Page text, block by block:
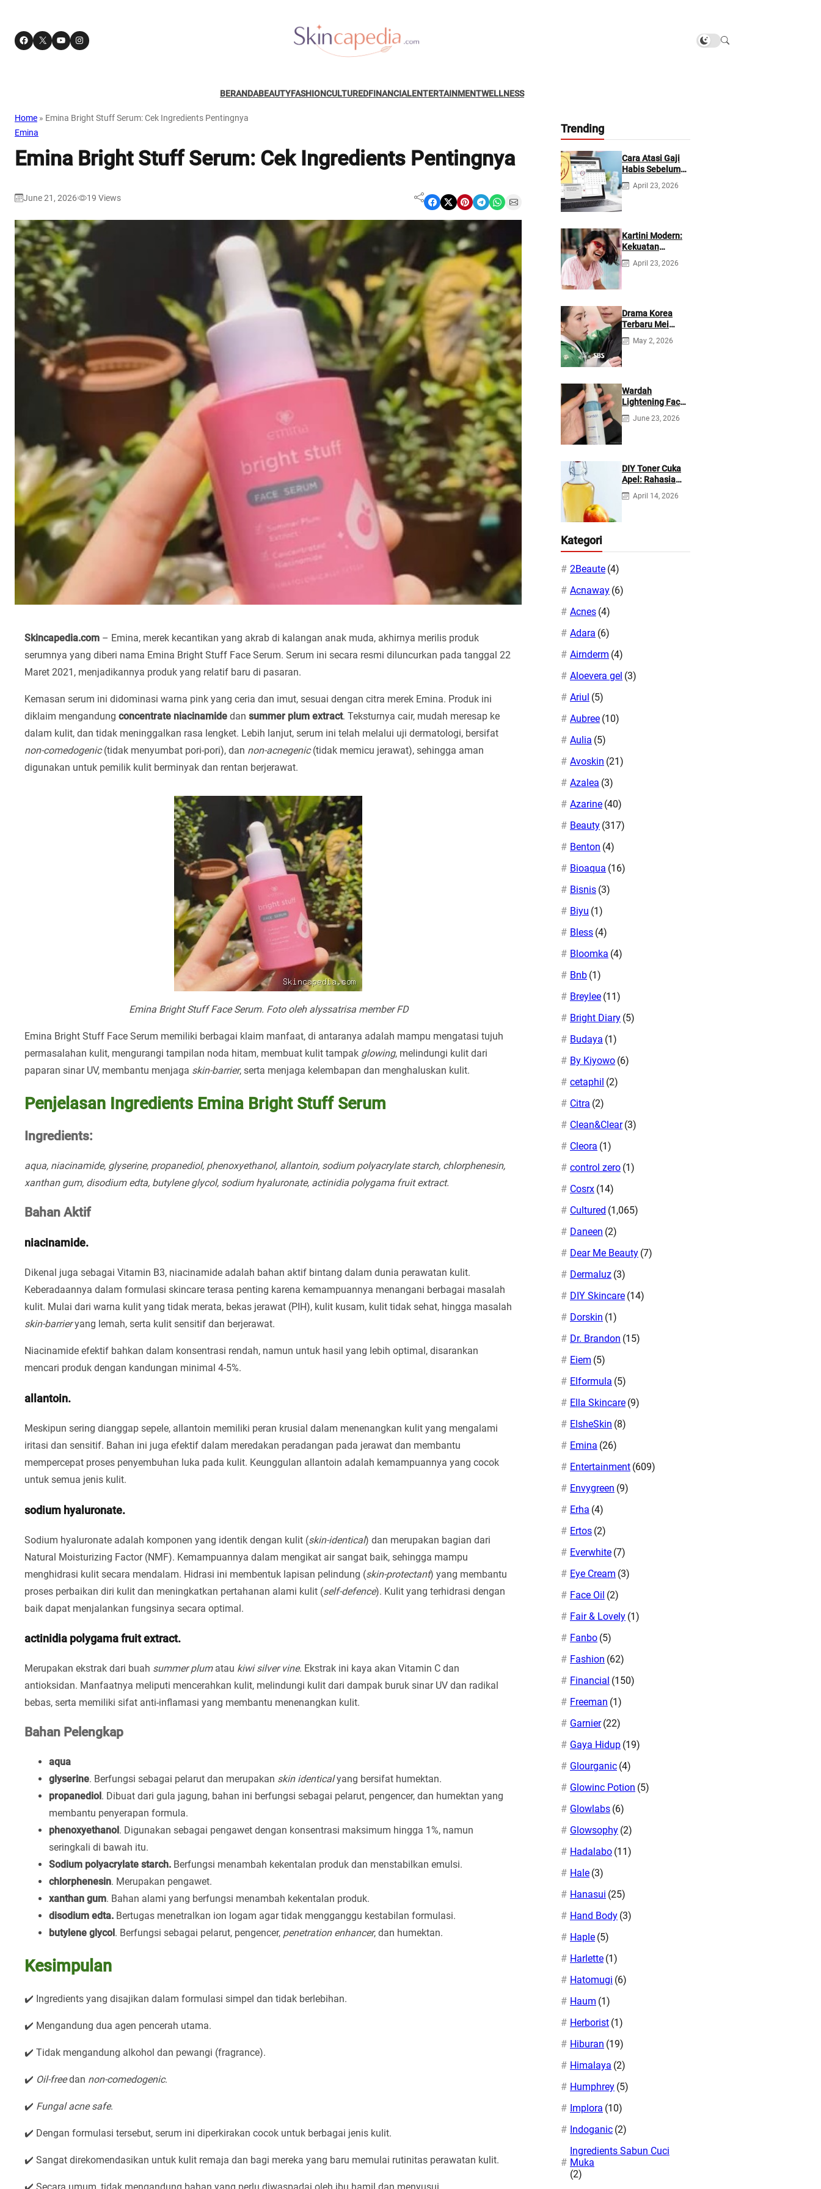
Facebook X YouTube Instagram
BERANDABEAUTYFASHIONCULTUREDFINANCIALENTERTAINMENTWELLNESS
Home » Emina Bright Stuff Serum: Cek Ingredients Pentingnya
Emina
Emina Bright Stuff Serum: Cek Ingredients Pentingnya
June 21, 2026 19 Views Share on Facebook Share on X Share on Pinterest Share on Telegram Share on WhatsApp Share on Email
Skincapedia.com – Emina, merek kecantikan yang akrab di kalangan anak muda, akhirnya merilis produk
serumnya yang diberi nama Emina Bright Stuff Face Serum. Serum ini secara resmi diluncurkan pada tanggal 22
Maret 2021, menjadikannya produk yang relatif baru di pasaran.
Kemasan serum ini didominasi warna pink yang ceria dan imut, sesuai dengan citra merek Emina. Produk ini
diklaim mengandung concentrate niacinamide dan summer plum extract. Teksturnya cair, mudah meresap ke
dalam kulit, dan tidak meninggalkan rasa lengket. Lebih lanjut, serum ini telah melalui uji dermatologi, bersifat
non-comedogenic(tidak menyumbat pori-pori), dan non-acnegenic(tidak memicu jerawat), sehingga aman
digunakan untuk pemilik kulit berminyak dan rentan berjerawat.
Emina Bright Stuff Face Serum. Foto oleh alyssatrisa member FD
Emina Bright Stuff Face Serum memiliki berbagai klaim manfaat, di antaranya adalah mampu mengatasi tujuh
permasalahan kulit, mengurangi tampilan noda hitam, membuat kulit tampak glowing, melindungi kulit dari
paparan sinar UV, membantu menjaga skin-barrier, serta menjaga kelembapan dan menghaluskan kulit.
Penjelasan Ingredients Emina Bright Stuff Serum
Ingredients:
aqua, niacinamide, glyserine, propanediol, phenoxyethanol, allantoin, sodium polyacrylate starch, chlorphenesin,
xanthan gum, disodium edta, butylene glycol, sodium hyaluronate, actinidia polygama fruit extract.
Bahan Aktif
niacinamide.
Dikenal juga sebagai Vitamin B3, niacinamide adalah bahan aktif bintang dalam dunia perawatan kulit.
Keberadaannya dalam formulasi skincare terasa penting karena kemampuannya menangani berbagai masalah
kulit. Mulai dari warna kulit yang tidak merata, bekas jerawat (PIH), kulit kusam, kulit tidak sehat, hingga masalah
skin-barrieryang lemah, serta kulit sensitif dan berjerawat.
Niacinamide efektif bahkan dalam konsentrasi rendah, namun untuk hasil yang lebih optimal, disarankan
mencari produk dengan kandungan minimal 4-5%.
allantoin.
Meskipun sering dianggap sepele, allantoin memiliki peran krusial dalam menenangkan kulit yang mengalami
iritasi dan sensitif. Bahan ini juga efektif dalam meredakan peradangan pada jerawat dan membantu
mempercepat proses penyembuhan luka pada kulit. Keunggulan allantoin adalah kemampuannya yang cocok
untuk semua jenis kulit.
sodium hyaluronate.
Sodium hyaluronate adalah komponen yang identik dengan kulit (skin-identical) dan merupakan bagian dari
Natural Moisturizing Factor (NMF). Kemampuannya dalam mengikat air sangat baik, sehingga mampu
menghidrasi kulit secara mendalam. Hidrasi ini membentuk lapisan pelindung (skin-protectant) yang membantu
proses perbaikan diri kulit dan meningkatkan pertahanan alami kulit (self-defence). Kulit yang terhidrasi dengan
baik dapat menjalankan fungsinya secara optimal.
actinidia polygama fruit extract.
Merupakan ekstrak dari buah summer plumatau kiwi silver vine. Ekstrak ini kaya akan Vitamin C dan
antioksidan. Manfaatnya meliputi mencerahkan kulit, melindungi kulit dari dampak buruk sinar UV dan radikal
bebas, serta memiliki sifat anti-inflamasi yang membantu menenangkan kulit.
Bahan Pelengkap
aqua
glyserine. Berfungsi sebagai pelarut dan merupakan skin identicalyang bersifat humektan.
propanediol . Dibuat dari gula jagung, bahan ini berfungsi sebagai pelarut, pengencer, dan humektan yang
membantu penyerapan formula.
phenoxyethanol . Digunakan sebagai pengawet dengan konsentrasi maksimum hingga 1%, namun
seringkali di bawah itu.
Sodium polyacrylate starch. Berfungsi menambah kekentalan produk dan menstabilkan emulsi.
chlorphenesin. Merupakan pengawet.
xanthan gum. Bahan alami yang berfungsi menambah kekentalan produk.
disodium edta. Bertugas menetralkan ion logam agar tidak mengganggu kestabilan formulasi.
butylene glycol . Berfungsi sebagai pelarut, pengencer, penetration enhancer, dan humektan.
Kesimpulan
✔️ Ingredients yang disajikan dalam formulasi simpel dan tidak berlebihan.
✔️ Mengandung dua agen pencerah utama.
✔️ Tidak mengandung alkohol dan pewangi (fragrance).
✔️ Oil-freedan non-comedogenic.
✔️ Fungal acne safe.
✔️ Dengan formulasi tersebut, serum ini diperkirakan cocok untuk berbagai jenis kulit.
✔️ Sangat direkomendasikan untuk kulit remaja dan bagi mereka yang baru memulai rutinitas perawatan kulit.
Trending
Cara Atasi Gaji
Habis Sebelum
Gajian
Berikutnya
April 23, 2026
Kartini Modern:
Kekuatan
Berevolusi &
Rawat Diri
April 23, 2026
Drama Korea
Terbaru Mei
2026: Mana yang
Tayang di
May 2, 2026
Wardah
Lightening Face
Mist: Cek
Ingredients &
June 23, 2026
DIY Toner Cuka
Apel: Rahasia
Jerawat Kempes
dalam 2 Hari!
April 14, 2026
Kategori
2Beaute (4)
Acnaway (6)
Acnes (4)
Adara (6)
Airnderm (4)
Aloevera gel (3)
Ariul (5)
Aubree (10)
Aulia (5)
Avoskin (21)
Azalea (3)
Azarine (40)
Beauty (317)
Benton (4)
Bioaqua (16)
Bisnis (3)
Biyu (1)
Bless (4)
Bloomka (4)
Bnb (1)
Breylee (11)
Bright Diary (5)
Budaya (1)
By Kiyowo (6)
cetaphil (2)
Citra (2)
Clean&Clear (3)
Cleora (1)
control zero (1)
Cosrx (14)
Cultured (1,065)
Daneen (2)
Dear Me Beauty (7)
Dermaluz (3)
DIY Skincare (14)
Dorskin (1)
Dr. Brandon (15)
Eiem (5)
Elformula (5)
Ella Skincare (9)
ElsheSkin (8)
Emina (26)
Entertainment (609)
Envygreen (9)
Erha (4)
Ertos (2)
Everwhite (7)
Eye Cream (3)
Face Oil (2)
Fair & Lovely (1)
Fanbo (5)
Fashion (62)
Financial (150)
Freeman (1)
Garnier (22)
Gaya Hidup (19)
Glourganic (4)
Glowinc Potion (5)
Glowlabs (6)
Glowsophy (2)
Hadalabo (11)
Hale (3)
Hanasui (25)
Hand Body (3)
Haple (5)
Harlette (1)
Hatomugi (6)
Haum (1)
Herborist (1)
Hiburan (19)
Himalaya (2)
Humphrey (5)
Implora (10)
Indoganic (2)
Ingredients Sabun Cuci
Muka
(2)